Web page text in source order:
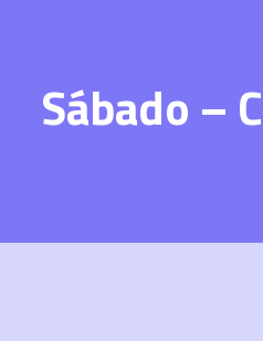
Sábado –